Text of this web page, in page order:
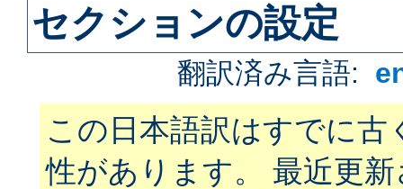
セクションの設定
翻訳済み言語:
この日本語訳はすでに古
性があります。 最近更